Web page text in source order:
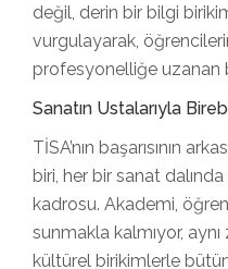
değil, derin bir bilgi
vurgulayarak,
profesyonelliğe uzanan
Sanatın Ustalarıyla
TİSA’nın başarısının
biri, her bir sanat
kadrosu. Akademi,
sunmakla kalmıyor,
kültürel birikimlerle